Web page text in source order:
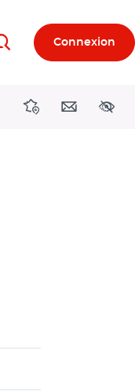
RechercherConnexion
DirectionsContact